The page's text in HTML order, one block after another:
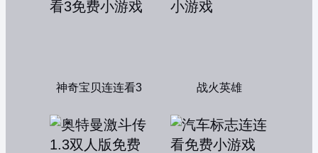
神奇宝贝连连看3 战火英雄